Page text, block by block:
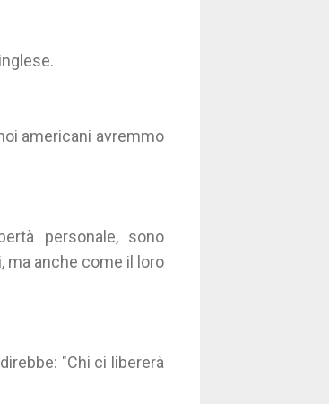
americani avremmo
personale, sono
ma anche come il loro
"Chi ci libererà